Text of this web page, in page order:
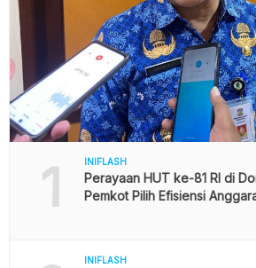
1 INIFLASH
Perayaan HUT ke-81 RI di
Pemkot Pilih Efisiensi
INIFLASH